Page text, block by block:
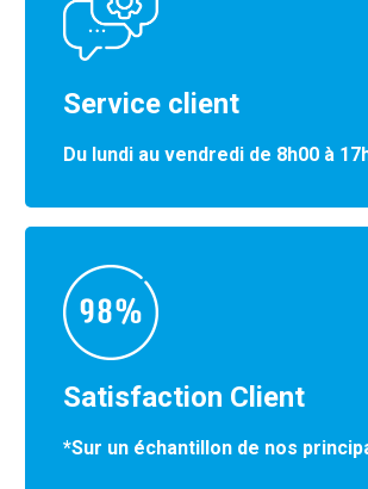
Service client
Du lundi au vendredi de 8h00 à
Satisfaction Client
*Sur un échantillon de nos